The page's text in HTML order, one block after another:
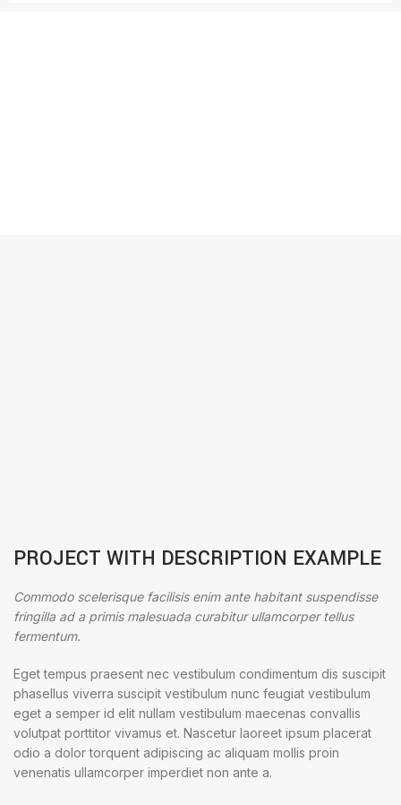
PROJECT WITH DESCRIPTION EXAMPLE
Commodo scelerisque facilisis enim ante habitant suspendisse
fringilla ad a primis malesuada curabitur ullamcorper tellus
fermentum.
Eget tempus praesent nec vestibulum condimentum dis suscipit
phasellus viverra suscipit vestibulum nunc feugiat vestibulum
eget a semper id elit nullam vestibulum maecenas convallis
volutpat porttitor vivamus et. Nascetur laoreet ipsum placerat
odio a dolor torquent adipiscing ac aliquam mollis proin
venenatis ullamcorper imperdiet non ante a.